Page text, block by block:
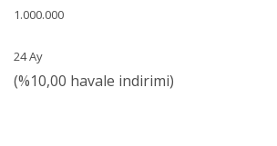
1.000.000
24 Ay
(%10,00 havale indirimi)